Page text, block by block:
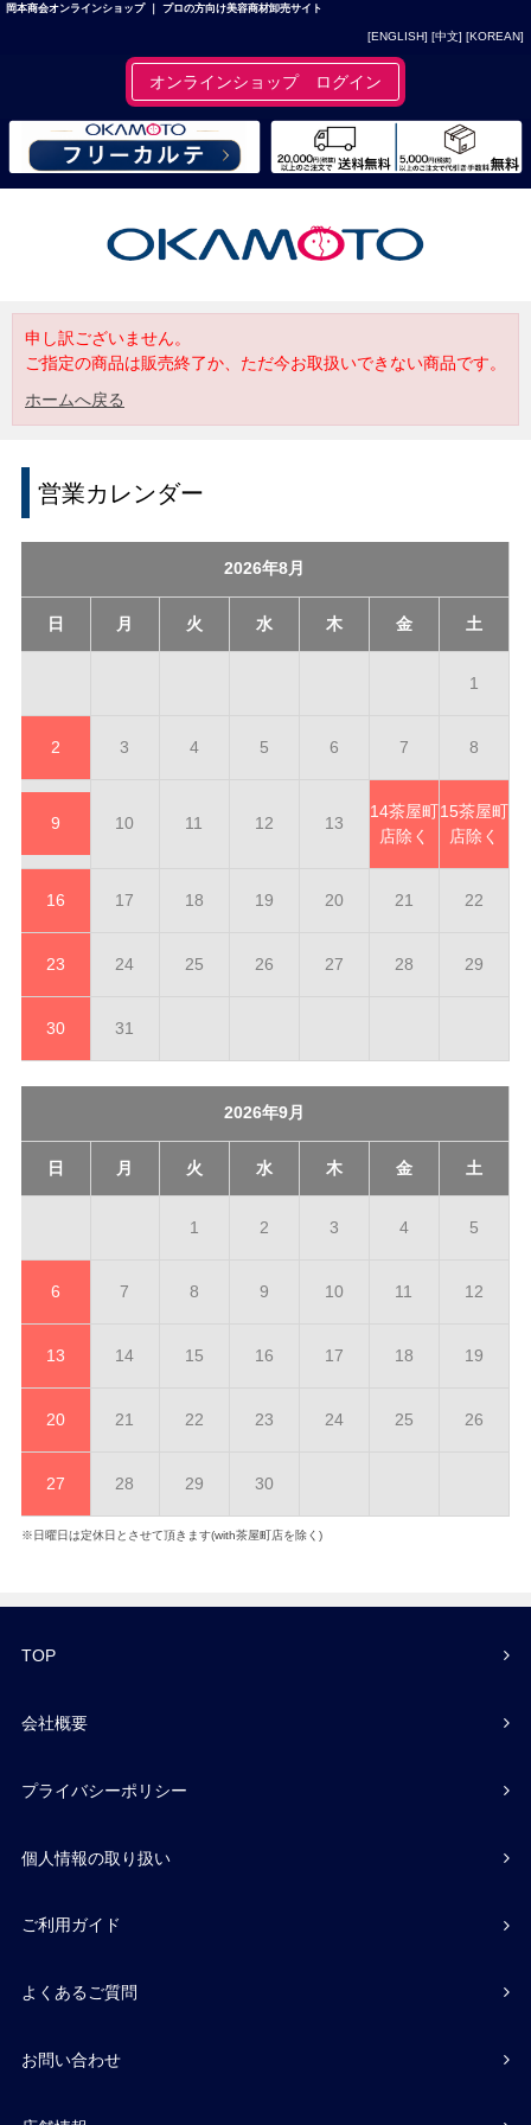
岡本商会オンラインショップ ｜ プロの方向け美容商材卸売サイト
[ENGLISH] [中文] [KOREAN]
オンラインショップ ログイン
申し訳ございません。
ご指定の商品は販売終了か、ただ今お取扱いできない商品です。
ホームへ戻る
営業カレンダー
2026年8月
日 月 火 水 木 金 土
1
2 3 4 5 6 7 8
9 10 11 12 13
14茶屋町
店除く
15茶屋町
店除く
16 17 18 19 20 21 22
23 24 25 26 27 28 29
30 31
2026年9月
日 月 火 水 木 金 土
1 2 3 4 5
6 7 8 9 10 11 12
13 14 15 16 17 18 19
20 21 22 23 24 25 26
27 28 29 30
※日曜日は定休日とさせて頂きます(with茶屋町店を除く)
TOP
会社概要
プライバシーポリシー
個人情報の取り扱い
ご利用ガイド
よくあるご質問
お問い合わせ